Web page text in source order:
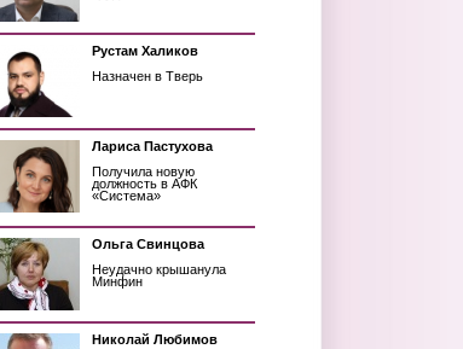
Рустам Халиков
Назначен в Тверь
Лариса Пастухова
Получила новую
должность в АФК
«Система»
Ольга Свинцова
Неудачно крышанула
Минфин
Николай Любимов